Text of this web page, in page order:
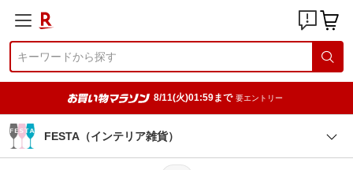
8/11(火)01:59まで 要エントリー
FESTA（インテリア雑貨）